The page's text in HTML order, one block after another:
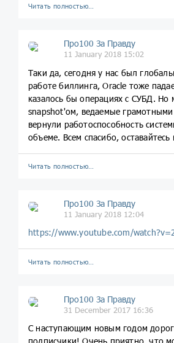
Читать полностью…
Про100 За Правду
11 January 2018 15:02
Таки да, сегодня у нас был
работе биллинга, Oracle тоже
казалось бы операциях с СУБД.
snapshot'ом, ведаемые
вернули работоспособность
объеме. Всем спасибо, оставайтесь
Читать полностью…
Про100 За Правду
11 January 2018 12:04
https://www.youtube.com/
Читать полностью…
Про100 За Правду
31 December 2017 16:36
С наступающим новым годом